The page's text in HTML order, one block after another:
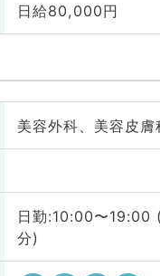
日給80,000円
美容外科、美容皮膚
日勤:10:00〜19:00
分)